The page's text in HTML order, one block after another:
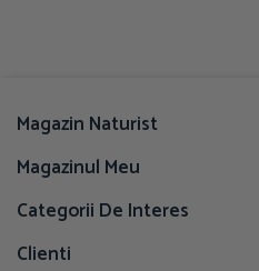
Magazin Naturist
Magazinul Meu
Categorii De Interes
Clienti